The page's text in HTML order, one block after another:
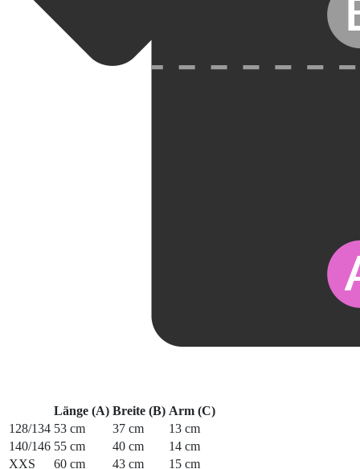
Länge (A) Breite (B) Arm (C)
128/134 53 cm 37 cm
13 cm
140/146 55 cm 40 cm
14 cm
XXS
60 cm 43 cm 15 cm